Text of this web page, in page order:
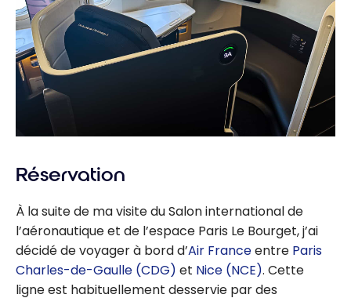
Réservation
À la suite de ma visite du Salon international de
l’aéronautique et de l’espace Paris Le Bourget, j’ai
décidé de voyager à bord d’Air Franceentre Paris
Charles-de-Gaulle (CDG) et Nice (NCE). Cette
ligne est habituellement desservie par des